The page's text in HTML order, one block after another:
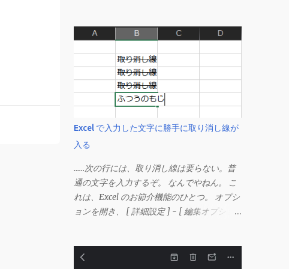
Excel で入力した文字に勝手に取り消し線が
入る
……次の行には、取り消し線は要らない。普
通の文字を入力するぞ。 なんでやねん。 こ
れは、Excel のお節介機能のひとつ。 オプシ
ョンを開き、 [ 詳細設定 ] - [ 編集オプショ
能は、同じ形式（この場合は取り消し線）が